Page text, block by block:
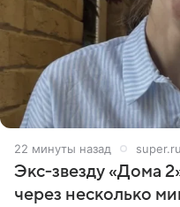
22 минуты назад super.ru
Экс‑звезду «Дома
через несколько